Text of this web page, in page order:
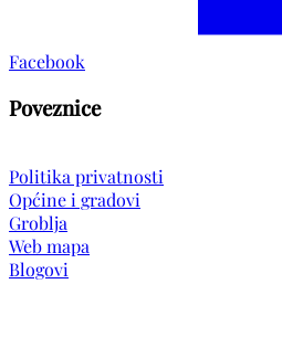
Facebook
Poveznice
Politika privatnosti
Općine i gradovi
Groblja
Web mapa
Blogovi